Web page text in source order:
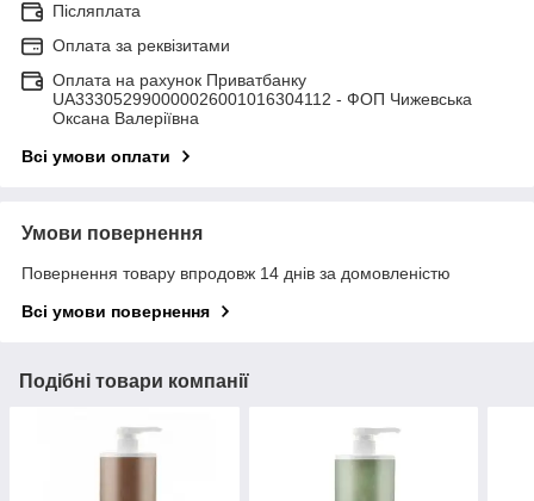
Післяплата
Оплата за реквізитами
Оплата на рахунок Приватбанку
UA333052990000026001016304112 - ФОП Чижевська
Оксана Валеріївна
Всі умови оплати
Умови повернення
Повернення товару впродовж 14 днів за домовленістю
Всі умови повернення
Подібні товари компанії